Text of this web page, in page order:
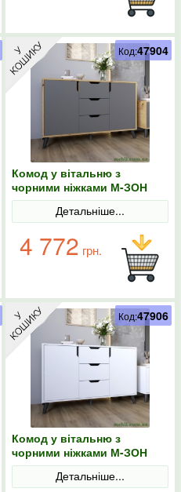
Комод у вітальню з
чорними ніжками М-ЗОН
Борн 1200 Дуб артизан/
АнтрацитДетальніше...
4 772 грн.
Код:47904
Комод у вітальню з
чорними ніжками М-ЗОН
Борн 1200 Німфея Альба
Детальніше...
Код:47906